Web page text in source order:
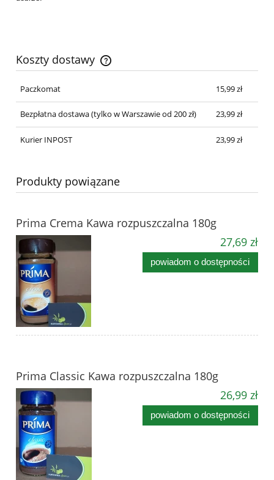
Koszty dostawy
Cena nie zawiera ewentualnych kosztów płatności
Paczkomat
15,99 zł
Bezpłatna dostawa(tylko w Warszawie od 200 zł) 23,99 zł
Kurier INPOST 23,99 zł
Produkty powiązane
Prima Crema Kawa rozpuszczalna 180g
27,69 zł
powiadom o dostępności
Prima Classic Kawa rozpuszczalna 180g
26,99 zł
powiadom o dostępności